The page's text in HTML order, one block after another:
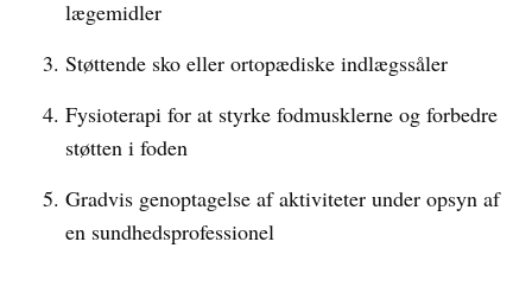
lægemidler
Støttende sko eller ortopædiske indlægssåler
Fysioterapi for at styrke fodmusklerne og forbedre
støtten i foden
Gradvis genoptagelse af aktiviteter under opsyn af
en sundhedsprofessionel